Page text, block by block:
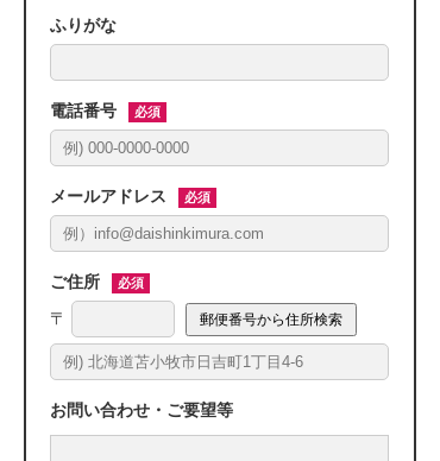
ふりがな
電話番号 必須
メールアドレス 必須
ご住所 必須
郵便番号から住所検索
お問い合わせ・ご要望等